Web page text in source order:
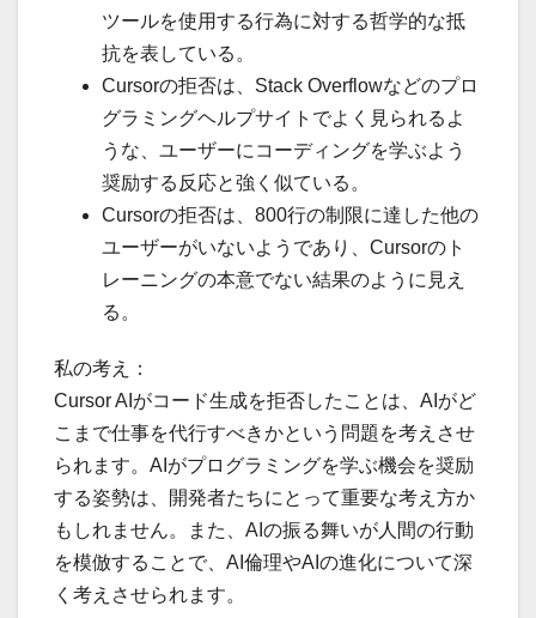
ツールを使用する行為に対する哲学的な抵
抗を表している。
Cursorの拒否は、Stack Overflowなどのプロ
グラミングヘルプサイトでよく見られるよ
うな、ユーザーにコーディングを学ぶよう
奨励する反応と強く似ている。
Cursorの拒否は、800行の制限に達した他の
ユーザーがいないようであり、Cursorのト
レーニングの本意でない結果のように見え
る。
私の考え：
Cursor AIがコード生成を拒否したことは、AIがど
こまで仕事を代行すべきかという問題を考えさせ
られます。AIがプログラミングを学ぶ機会を奨励
する姿勢は、開発者たちにとって重要な考え方か
もしれません。また、AIの振る舞いが人間の行動
を模倣することで、AI倫理やAIの進化について深
く考えさせられます。